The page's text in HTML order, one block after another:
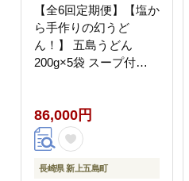
【全6回定期便】【塩か
ら手作りの幻うど
ん！】 五島うどん
200g×5袋 スープ付
86,000円
長崎県 新上五島町